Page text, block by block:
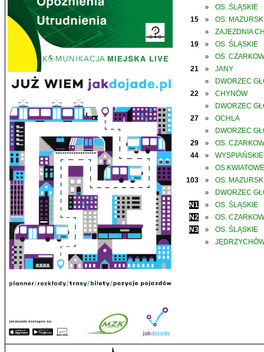
»
OS. ŚLĄSKIE
15
» OS.
»
ZAJEZDNIA
19
» OS. ŚLĄSKIE
»
OS.
21
» JANY
»
DWORZEC
22
» CHYNÓW
»
DWORZEC
27
» OCHLA
»
DWORZEC
29
»
OS.
44
»
»
OS.KWIATOWE
103
» OS.
»
DWORZEC
N1
»
OS. ŚLĄSKIE
N2
»
OS.
N3
» OS. ŚLĄSKIE
»